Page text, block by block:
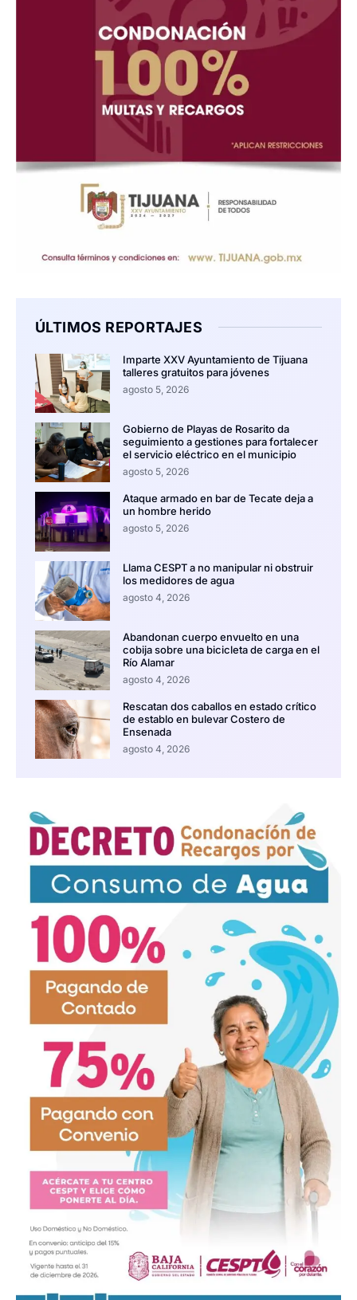
ÚLTIMOS REPORTAJES
Imparte XXV Ayuntamiento de Tijuana
talleres gratuitos para jóvenes
agosto 5, 2026
Gobierno de Playas de Rosarito da
seguimiento a gestiones para fortalecer
el servicio eléctrico en el municipio
agosto 5, 2026
Ataque armado en bar de Tecate deja a
un hombre herido
agosto 5, 2026
Llama CESPT a no manipular ni obstruir
los medidores de agua
agosto 4, 2026
Abandonan cuerpo envuelto en una
cobija sobre una bicicleta de carga en el
Río Alamar
agosto 4, 2026
Rescatan dos caballos en estado crítico
de establo en bulevar Costero de
Ensenada
agosto 4, 2026